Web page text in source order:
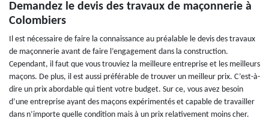
Demandez le devis des travaux de maçonnerie à
Colombiers
Il est nécessaire de faire la connaissance au préalable le devis des travaux
de maçonnerie avant de faire l’engagement dans la construction.
Cependant, il faut que vous trouviez la meilleure entreprise et les meilleurs
maçons. De plus, il est aussi préférable de trouver un meilleur prix. C’est-à-
dire un prix abordable qui tient votre budget. Sur ce, vous avez besoin
d’une entreprise ayant des maçons expérimentés et capable de travailler
dans n’importe quelle condition mais à un prix relativement moins cher.